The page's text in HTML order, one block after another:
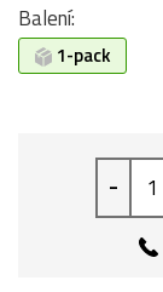
Balení:
1-pack
-